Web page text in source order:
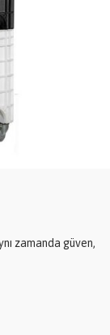
zamanda güven,